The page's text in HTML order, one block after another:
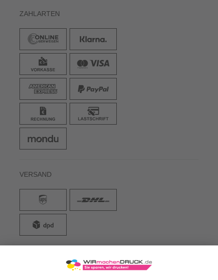
ZAHLARTEN
VERSAND
WIRmachenDRUCK GmbH